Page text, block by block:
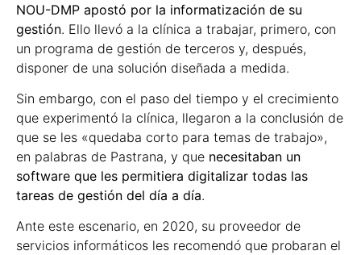
NOU-DMP apostó por la informatización de su
gestión. Ello llevó a la clínica a trabajar, primero, con
un programa de gestión de terceros y, después,
disponer de una solución diseñada a medida.
Sin embargo, con el paso del tiempo y el crecimiento
que experimentó la clínica, llegaron a la conclusión de
que se les «quedaba corto para temas de trabajo»,
en palabras de Pastrana, y que necesitaban un
software que les permitiera digitalizar todas las
tareas de gestión del día a día.
Ante este escenario, en 2020, su proveedor de
servicios informáticos les recomendó que probaran el